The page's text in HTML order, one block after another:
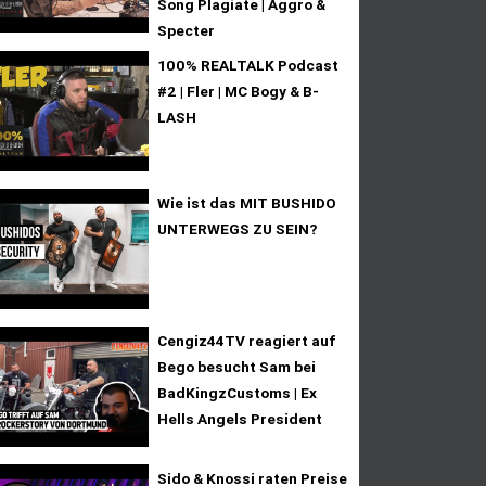
Song Plagiate | Aggro &
Specter
100% REALTALK Podcast
#2 | Fler | MC Bogy & B-
LASH
Wie ist das MIT BUSHIDO
UNTERWEGS ZU SEIN?
Cengiz44TV reagiert auf
Bego besucht Sam bei
BadKingzCustoms | Ex
Hells Angels President
Sido & Knossi raten Preise